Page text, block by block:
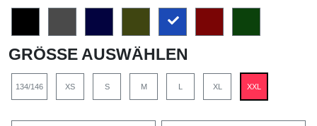
GRÖSSE AUSWÄHLEN
134/146 XS S M L XL XXL